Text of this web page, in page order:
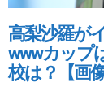
高梨沙羅が
wwwカップ
校は？【画像